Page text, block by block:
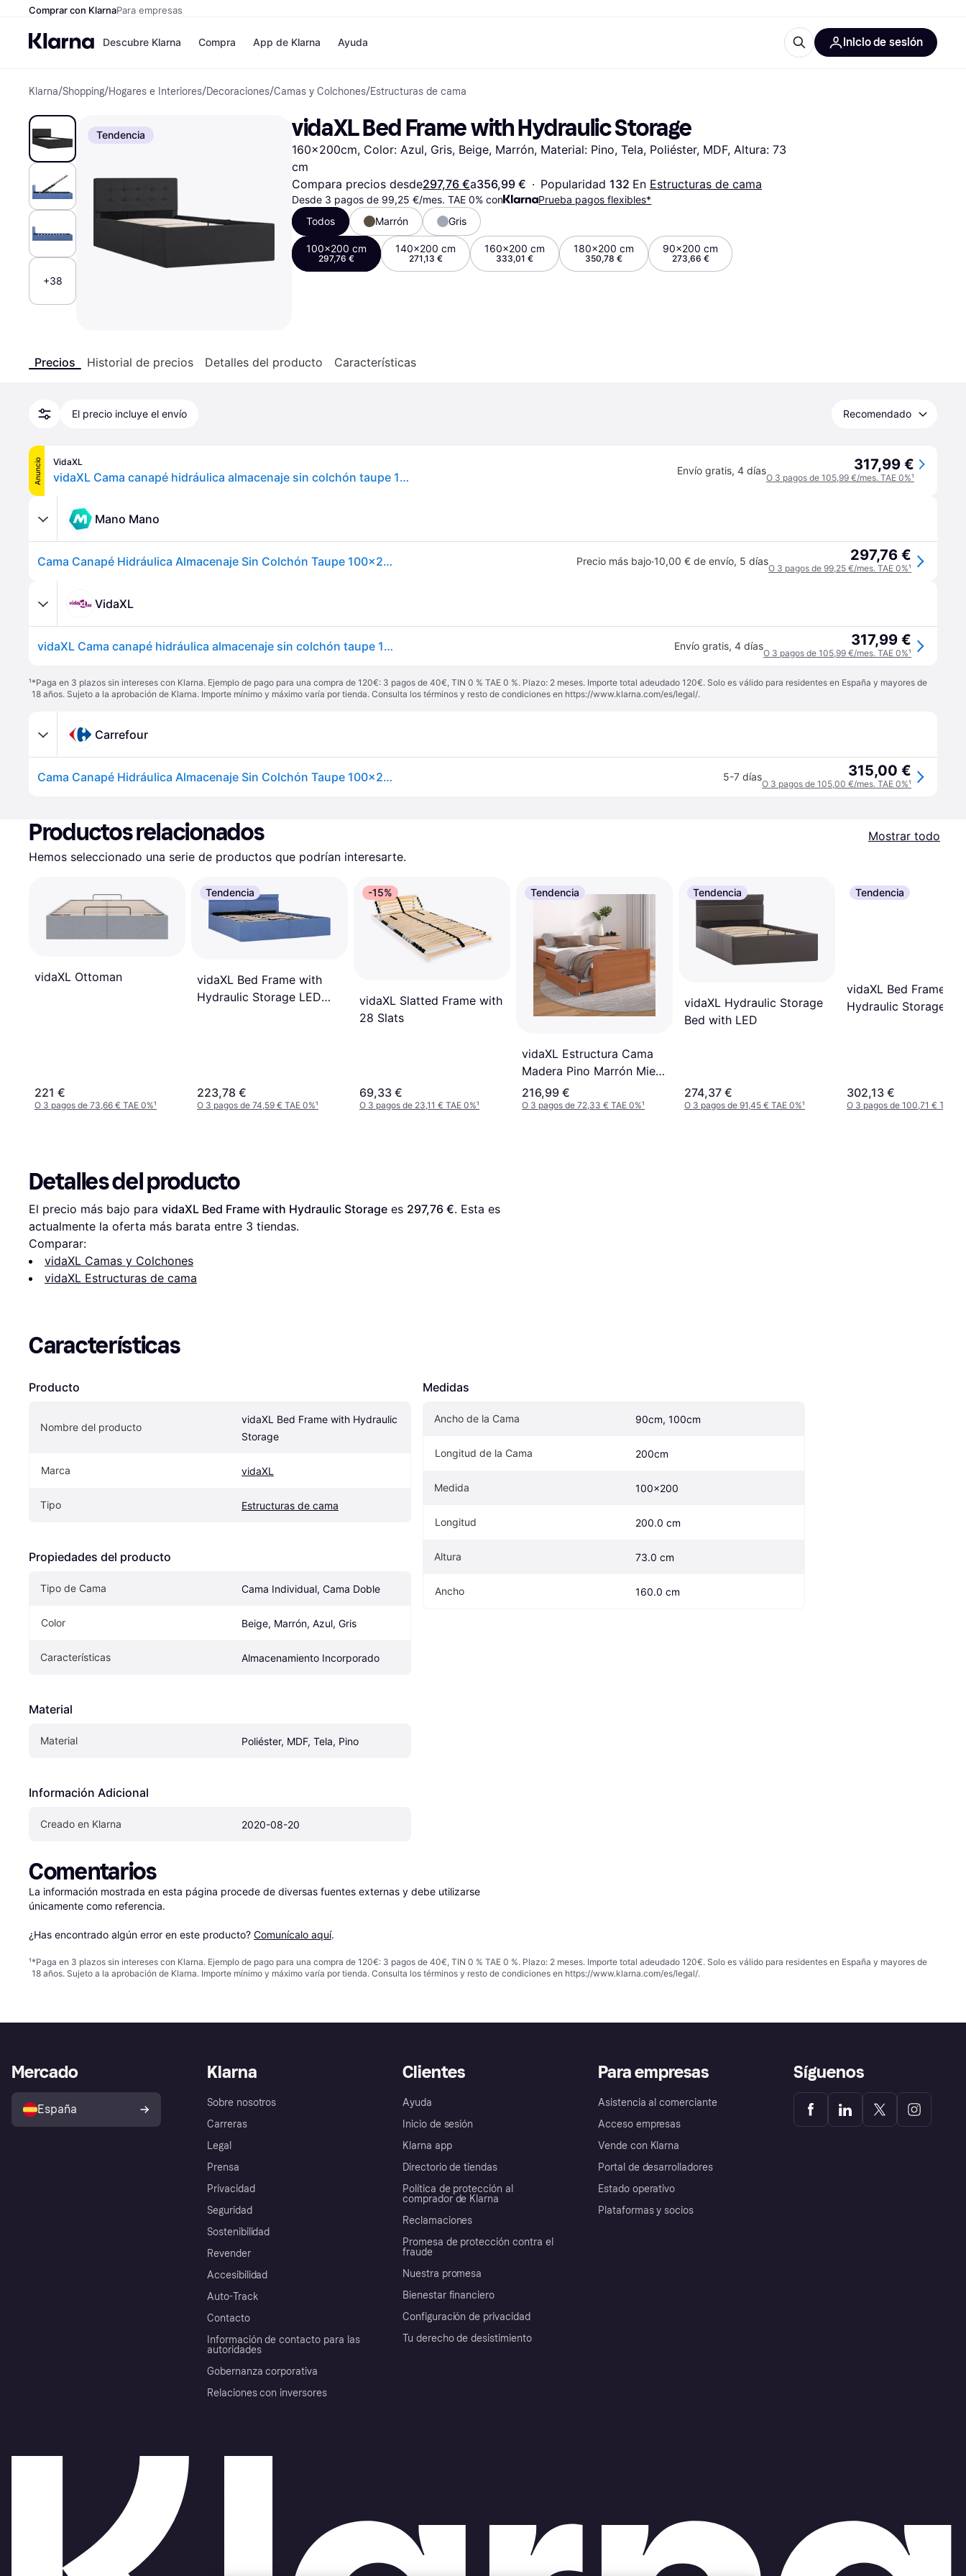
Comprar con KlarnaPara empresas
Descubre Klarna
Formas de pago
Paga ahora
Paga en 3 plazos
Paga en 30 días
Financiación
Klarna en Apple Pay
Compras y recompensas
Directorio de tiendas
Suscripciones
Invita a un amigo
Banca
Saldo
Cuentas de ahorro
Cuenta Flex
Compra
Tiendas
Zalando Prive
JD Sports
Directorio de tiendas
Compra y compara precios
Belleza
Ropa
Juguetes
Audio y Video
Deportes y Aire libre
Informática
Hazlo tú mismo
Teléfonos & Wearables
Niños y Familia
Transportes Motorizados
Electrodomésticos de
Cocina
Electrodomésticos
App de Klarna Ayuda Inicio de sesión
Klarna/Shopping/Hogares e Interiores/Decoraciones/Camas y Colchones/Estructuras de cama
Tendencia
+38
vidaXL Bed Frame with Hydraulic Storage
160x200cm, Color: Azul, Gris, Beige, Marrón, Material: Pino, Tela, Poliéster, MDF, Altura: 73
cm
Compara precios desde297,76 €a356,99 € · Popularidad 132 En Estructuras de cama
Desde 3 pagos de 99,25 €/mes. TAE 0% con
Prueba pagos flexibles*
Todos
Marrón Gris
100x200 cm
297,76 €
140x200 cm
271,13 €
160x200 cm
333,01 €
180x200 cm
350,78 €
90x200 cm
273,66 €
Precios Historial de precios Detalles del producto Características
El precio incluye el envío Recomendado
Anuncio VidaXL
vidaXL Cama canapé hidráulica almacenaje sin colchón taupe 100x200cm - Gris Topo Envío gratis, 4 días 317,99 €
O 3 pagos de 105,99 €/mes. TAE 0%¹
Mano Mano
Cama Canapé Hidráulica Almacenaje Sin Colchón Taupe 100x200cm Vidaxl Precio más bajo·10,00 € de envío, 5 días 297,76 €
O 3 pagos de 99,25 €/mes. TAE 0%¹
VidaXL
vidaXL Cama canapé hidráulica almacenaje sin colchón taupe 100x200cm - Gris Topo Envío gratis, 4 días 317,99 €
O 3 pagos de 105,99 €/mes. TAE 0%¹
¹*Paga en 3 plazos sin intereses con Klarna. Ejemplo de pago para una compra de 120€: 3 pagos de 40€, TIN 0 % TAE 0 %. Plazo: 2 meses. Importe total adeudado 120€. Solo es válido para residentes en España y mayores de
18 años. Sujeto a la aprobación de Klarna. Importe mínimo y máximo varía por tienda. Consulta los términos y resto de condiciones en https://www.klarna.com/es/legal/.
Carrefour
Cama Canapé Hidráulica Almacenaje Sin Colchón Taupe 100x200cm Vidaxl 5-7 días 315,00 €
O 3 pagos de 105,00 €/mes. TAE 0%¹
Productos relacionados
Mostrar todo
Hemos seleccionado una serie de productos que podrían interesarte.
vidaXL Ottoman
221 €
O 3 pagos de 73,66 € TAE 0%¹
Tendencia
vidaXL Bed Frame with
Hydraulic Storage LED
223,78 €
O 3 pagos de 74,59 € TAE 0%¹
-15%
vidaXL Slatted Frame with
28 Slats
69,33 €
O 3 pagos de 23,11 € TAE 0%¹
Tendencia
vidaXL Estructura Cama
Madera Pino Marrón Miel
90x200 cm - Marrón
216,99 €
O 3 pagos de 72,33 € TAE 0%¹
Tendencia
vidaXL Hydraulic Storage
Bed with LED
274,37 €
O 3 pagos de 91,45 € TAE 0%¹
Tendencia
vidaXL Bed Frame
Hydraulic Storage
302,13 €
O 3 pagos de 100,71 € TAE
Detalles del producto
El precio más bajo para vidaXL Bed Frame with Hydraulic Storage es 297,76 €. Esta es
actualmente la oferta más barata entre 3 tiendas.
Comparar:
vidaXL Camas y Colchones
vidaXL Estructuras de cama
Características
Producto
Nombre del producto
vidaXL Bed Frame with Hydraulic
Storage
Marca vidaXL
Tipo Estructuras de cama
Propiedades del producto
Tipo de Cama Cama Individual, Cama Doble
Color Beige, Marrón, Azul, Gris
Características Almacenamiento Incorporado
Material
Material Poliéster, MDF, Tela, Pino
Información Adicional
Creado en Klarna 2020-08-20
Medidas
Ancho de la Cama 90cm, 100cm
Longitud de la Cama 200cm
Medida 100x200
Longitud 200.0 cm
Altura 73.0 cm
Ancho 160.0 cm
Comentarios
La información mostrada en esta página procede de diversas fuentes externas y debe utilizarse
únicamente como referencia.
¿Has encontrado algún error en este producto? Comunícalo aquí.
¹*Paga en 3 plazos sin intereses con Klarna. Ejemplo de pago para una compra de 120€: 3 pagos de 40€, TIN 0 % TAE 0 %. Plazo: 2 meses. Importe total adeudado 120€. Solo es válido para residentes en España y mayores de
18 años. Sujeto a la aprobación de Klarna. Importe mínimo y máximo varía por tienda. Consulta los términos y resto de condiciones en https://www.klarna.com/es/legal/.
Klarna
Sobre nosotros
Carreras
Legal
Prensa
Privacidad
Seguridad
Sostenibilidad
Revender
Accesibilidad
Auto-Track
Contacto
Información de contacto para las
autoridades
Gobernanza corporativa
Relaciones con inversores
Clientes
Ayuda
Inicio de sesión
Klarna app
Directorio de tiendas
Política de protección al
comprador de Klarna
Reclamaciones
Promesa de protección contra el
fraude
Nuestra promesa
Bienestar financiero
Configuración de privacidad
Tu derecho de desistimiento
Para empresas
Asistencia al comerciante
Acceso empresas
Vende con Klarna
Portal de desarrolladores
Estado operativo
Plataformas y socios
Mercado
España
Síguenos